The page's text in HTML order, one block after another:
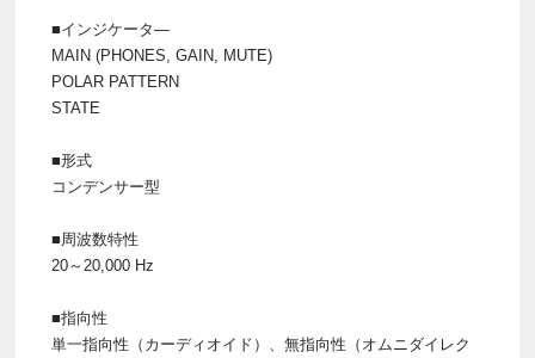
■インジケータ―
MAIN (PHONES, GAIN, MUTE)
POLAR PATTERN
STATE
■形式
コンデンサー型
■周波数特性
20～20,000 Hz
■指向性
単一指向性（カーディオイド）、無指向性（オムニダイレク